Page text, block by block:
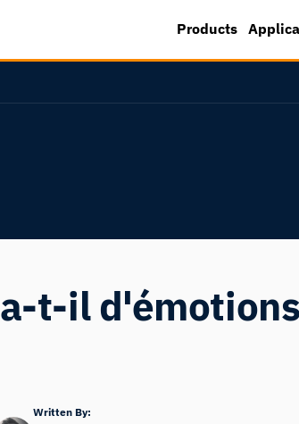
Products
t-il
Written By: